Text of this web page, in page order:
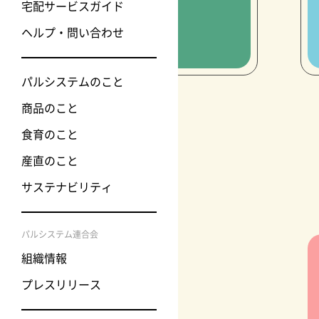
宅配サービスガイド
ヘルプ・問い合わせ
パルシステムのこと
商品のこと
食育のこと
産直のこと
サステナビリティ
パルシステム連合会
組織情報
プレスリリース